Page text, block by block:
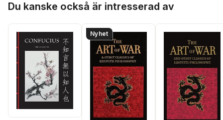
Du kanske också är intresserad av
Nyhet